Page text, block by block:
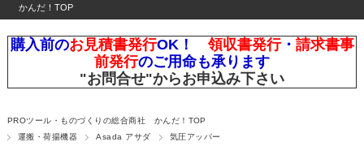
かんだ！TOP
購入前のお見積書発行OK！ 領収書発行・ 請求書事
前発行のご用命も承ります
"お問合せ"からお申込み下さい
PROツール・ものづくりの総合商社 かんだ！TOP
運搬・荷揚機器
Asada アサダ 気圧アッパー